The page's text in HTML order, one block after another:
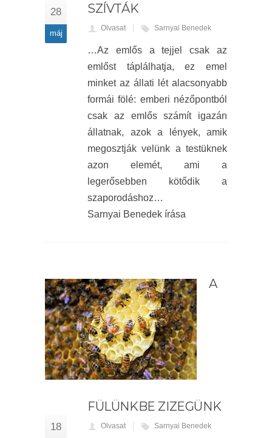
28
máj
SZÍVTÁK
Olvasat Sarnyai Benedek
…Az emlős a tejjel csak az
emlőst táplálhatja, ez emel
minket az állati lét alacsonyabb
formái fölé: emberi nézőpontból
csak az emlős számít igazán
állatnak, azok a lények, amik
megosztják velünk a testüknek
azon elemét, ami a
legerősebben kötődik a
szaporodáshoz…
Sarnyai Benedek írása
18
A
FÜLÜNKBE ZIZEGÜNK
Olvasat Sarnyai Benedek